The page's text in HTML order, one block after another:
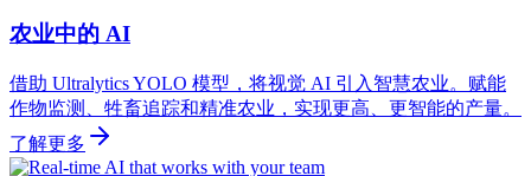
农业中的 AI
借助 Ultralytics YOLO 模型，将视觉 AI 引入智慧农业。赋能
作物监测、牲畜追踪和精准农业，实现更高、更智能的产量。
了解更多